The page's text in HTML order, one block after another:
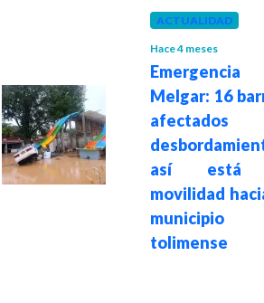
ACTUALIDAD
Hace 4 meses
Melgar: 16
afectados
así está
movilidad
municipio
tolimense